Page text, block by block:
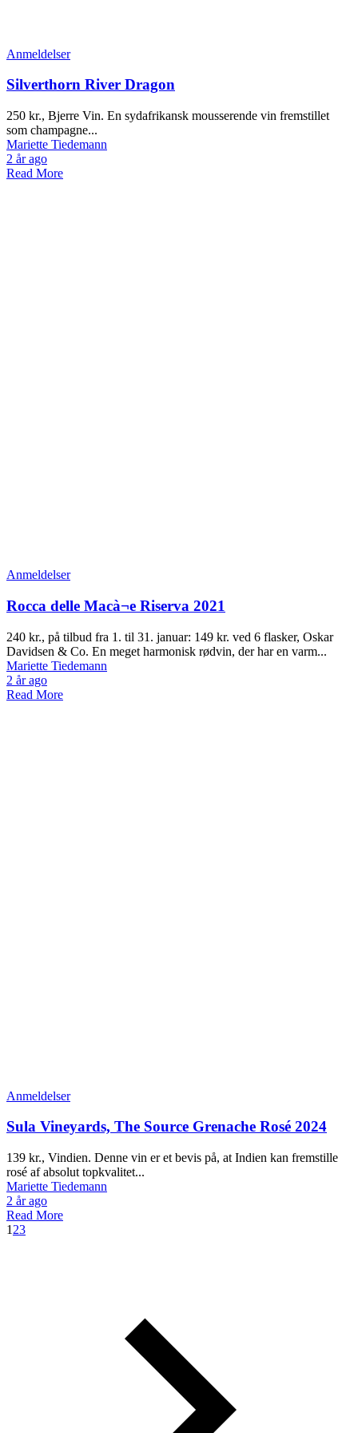
Anmeldelser
Silverthorn River Dragon
250 kr., Bjerre Vin. En sydafrikansk mousserende vin fremstillet
som champagne...
Mariette Tiedemann
2 år ago
Read More
Anmeldelser
Rocca delle Macà¬e Riserva 2021
240 kr., på tilbud fra 1. til 31. januar: 149 kr. ved 6 flasker, Oskar
Davidsen & Co. En meget harmonisk rødvin, der har en varm...
Mariette Tiedemann
2 år ago
Read More
Anmeldelser
Sula Vineyards, The Source Grenache Rosé 2024
139 kr., Vindien. Denne vin er et bevis på, at Indien kan fremstille
rosé af absolut topkvalitet...
Mariette Tiedemann
2 år ago
Read More
1 23